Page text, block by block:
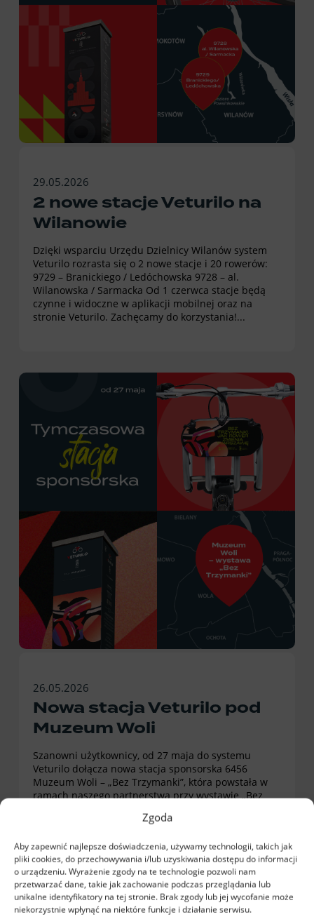
Zgoda
Aby zapewnić najlepsze doświadczenia, używamy technologii, takich jak
pliki cookies, do przechowywania i/lub uzyskiwania dostępu do informacji
o urządzeniu. Wyrażenie zgody na te technologie pozwoli nam
przetwarzać dane, takie jak zachowanie podczas przeglądania lub
unikalne identyfikatory na tej stronie. Brak zgody lub jej wycofanie może
niekorzystnie wpłynąć na niektóre funkcje i działanie serwisu.
29.05.2026
2 nowe stacje Veturilo na
Wilanowie
Dzięki wsparciu Urzędu Dzielnicy Wilanów system
Veturilo rozrasta się o 2 nowe stacje i 20 rowerów:
9729 – Branickiego / Ledóchowska 9728 – al.
Wilanowska / Sarmacka Od 1 czerwca stacje będą
czynne i widoczne w aplikacji mobilnej oraz na
stronie Veturilo. Zachęcamy do korzystania!...
26.05.2026
Nowa stacja Veturilo pod
Muzeum Woli
Szanowni użytkownicy, od 27 maja do systemu
Veturilo dołącza nowa stacja sponsorska 6456
Muzeum Woli – „Bez Trzymanki”, która powstała w
ramach naszego partnerstwa przy wystawie „Bez
Zapraszamy do skorzystania z nowej stacji oraz do